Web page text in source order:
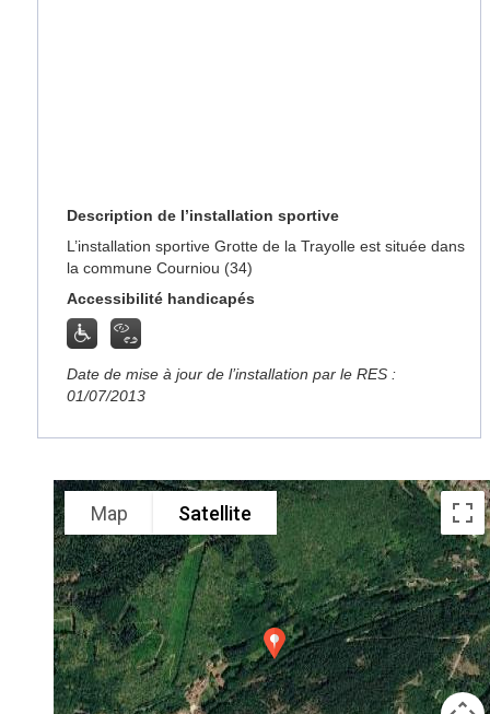
Description de l’installation sportive
L’installation sportive Grotte de la Trayolle est située dans
la commune Courniou (34)
Accessibilité handicapés
Date de mise à jour de l’installation par le RES :
01/07/2013
Map Satellite